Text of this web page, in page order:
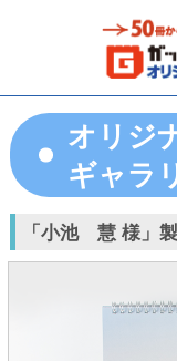
オリジ
ギャラ
「小池 慧 様」